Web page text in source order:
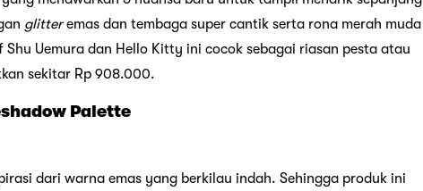
glitteremas dan tembaga super cantik serta rona merah muda
Uemura dan Hello Kitty ini cocok sebagai riasan pesta atau
sekitar Rp 908.000.
Palette
dari warna emas yang berkilau indah. Sehingga produk ini